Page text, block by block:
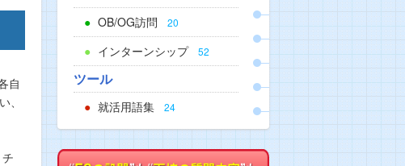
自
OB/OG訪問 20
インターンシップ 52
ツール
就活用語集 24